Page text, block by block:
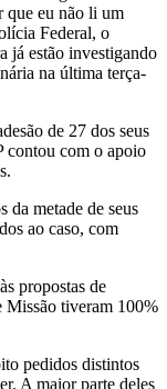
que eu não li um
Federal, o
já estão investigando
na última terça-
de 27 dos seus
contou com o apoio
da metade de seus
ao caso, com
propostas de
tiveram 100%
pedidos distintos
A maior parte deles